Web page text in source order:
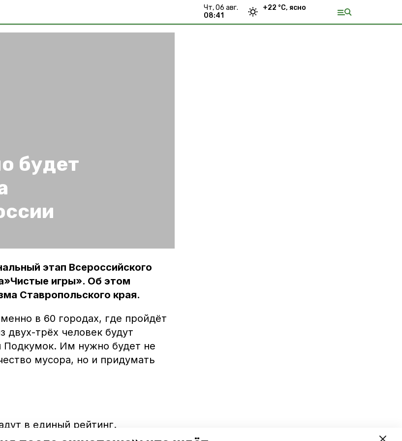
чт, 06 авг.
08:41
+22 °С, ясно
будет
этап Всероссийского
игры». Об этом
Ставропольского края.
в 60 городах, где пройдёт
двух-трёх человек будут
Подкумок. Им нужно будет не
мусора, но и придумать
в единый рейтинг.
наибольшее количество